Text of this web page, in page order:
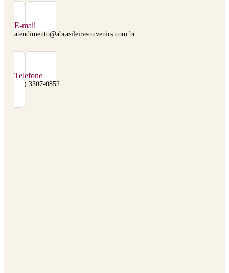
E-mail
atendimento@abrasileirasouvenirs.com.br
Telefone
(48) 3307-0852